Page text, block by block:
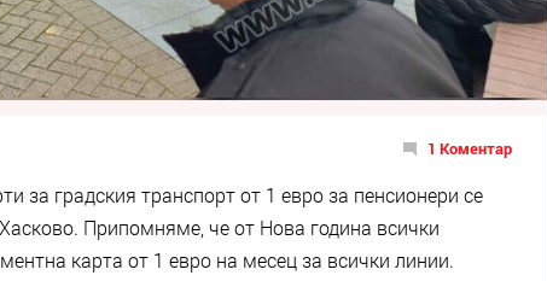
1 Коментар
за градския транспорт от 1 евро за пенсионери се
Припомняме, че от Нова година всички
карта от 1 евро на месец за всички линии.